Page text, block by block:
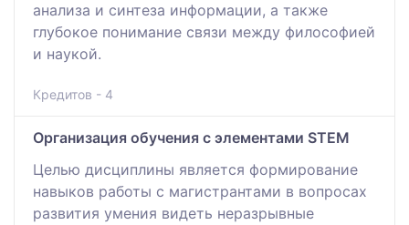
анализа и синтеза информации, а также
глубокое понимание связи между философией
и наукой.
Кредитов - 4
Организация обучения с элементами STEM
Целью дисциплины является формирование
навыков работы с магистрантами в вопросах
развития умения видеть неразрывные